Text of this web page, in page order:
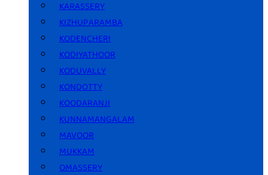
KARASSERY
KIZHUPARAMBA
KODENCHERI
KODIYATHOOR
KODUVALLY
KONDOTTY
KOODARANJI
KUNNAMANGALAM
MAVOOR
MUKKAM
OMASSERY